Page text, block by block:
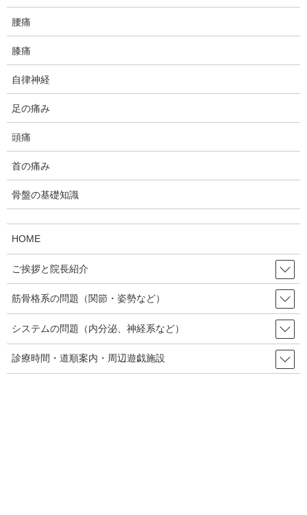
まだ満開手前というところ。
腰痛
膝痛
自律神経
足の痛み
頭痛
首の痛み
骨盤の基礎知識
HOME
ご挨拶と院長紹介
筋骨格系の問題（関節・姿勢など）
システムの問題（内分泌、神経系など）
診療時間・道順案内・周辺遊戯施設